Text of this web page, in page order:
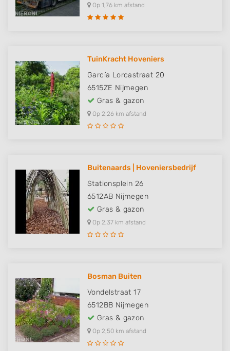
Op 1,76 km afstand
TuinKracht Hoveniers
García Lorcastraat 20
6515ZE Nijmegen
Gras & gazon
Op 2,26 km afstand
Buitenaards | Hoveniersbedrijf
Stationsplein 26
6512AB Nijmegen
Gras & gazon
Op 2,37 km afstand
Bosman Buiten
Vondelstraat 17
6512BB Nijmegen
Gras & gazon
Op 2,50 km afstand